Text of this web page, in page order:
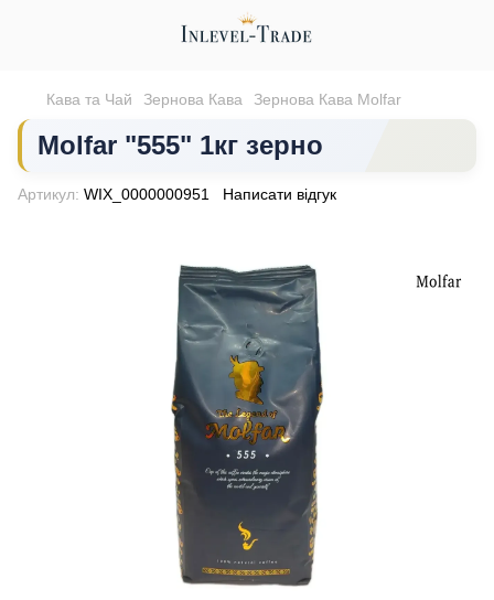
Кава та Чай Зернова Кава Зернова Кава Molfar
Molfar "555" 1кг зерно
Артикул: WIX_0000000951 Написати відгук